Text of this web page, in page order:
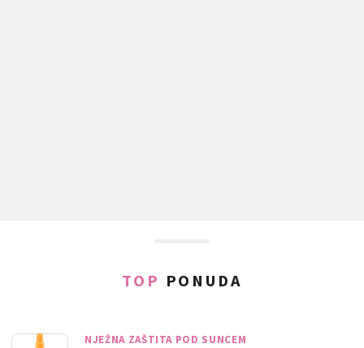
TOP PONUDA
NJEŽNA ZAŠTITA POD SUNCEM